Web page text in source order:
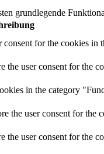
grundlegende
for the cookies in
the user consent for the
in the category
the user consent for the
user consent for the